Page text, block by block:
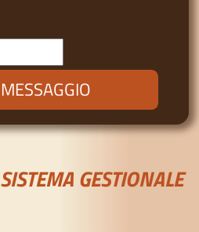
SISTEMA GESTIONALE